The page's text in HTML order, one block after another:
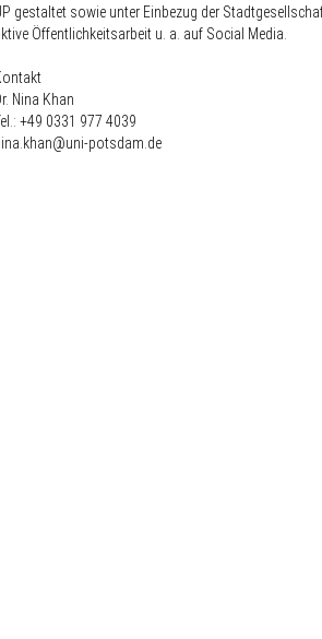
gestaltet sowie unter Einbezug der
Öffentlichkeitsarbeit u. a. auf Social Media.
Nina Khan
+49 0331 977 4039
potsdam.de